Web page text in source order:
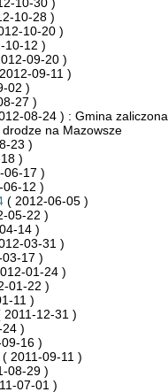
10-28 )
10-20 )
10-12 )
09-20 )
09-11 )
02 )
27 )
08-24 ) : Gmina zaliczona
na Mazowsze
23 )
)
06-17 )
06-12 )
( 2012-06-05 )
05-22 )
14 )
03-31 )
17 )
01-24 )
01-22 )
11 )
2011-12-31 )
)
16 )
( 2011-09-11 )
08-29 )
07-01 )